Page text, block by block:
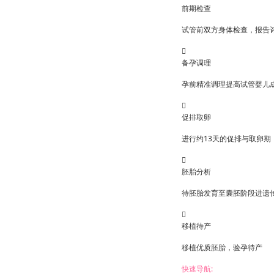
前期检查
试管前双方身体检查，报告

备孕调理
孕前精准调理提高试管婴儿

促排取卵
进行约13天的促排与取卵期

胚胎分析
待胚胎发育至囊胚阶段进遗

移植待产
移植优质胚胎，验孕待产
快速导航: